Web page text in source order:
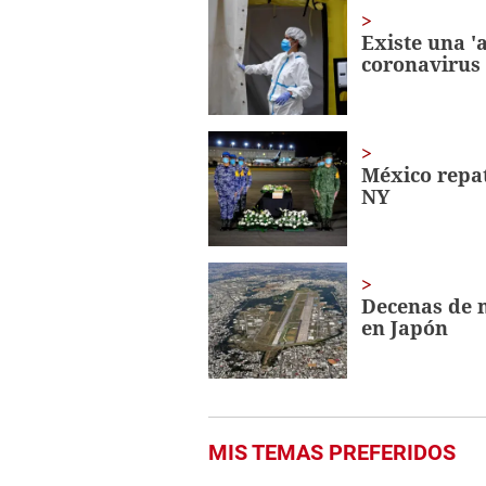
minutes,
secondsVolume
Existe una
coronavirus
México
NY
Decenas de
en Japón
MIS TEMAS PREFERIDOS